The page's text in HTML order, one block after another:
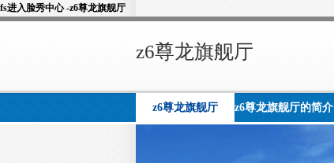
fs进入脸秀中心 -z6尊龙旗舰厅
z6尊龙旗舰厅
z6尊龙旗舰厅 z6尊龙旗舰厅的简介